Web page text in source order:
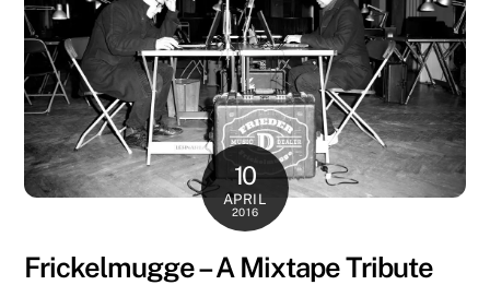
10
APRIL
2016
Frickelmugge – A Mixtape Tribute